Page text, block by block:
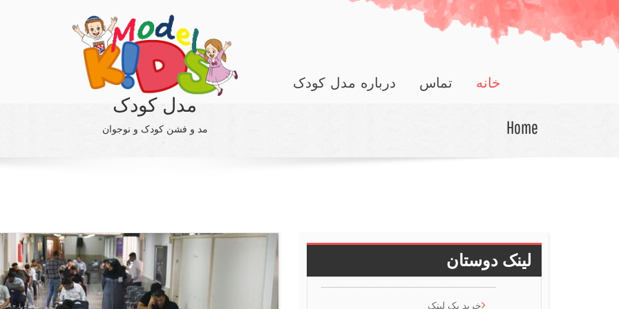
مدل کودک
مد و فشن کودک و نوجوان
خانه تماس درباره مدل کودک
Home
لینک دوستان
خرید بک لینک